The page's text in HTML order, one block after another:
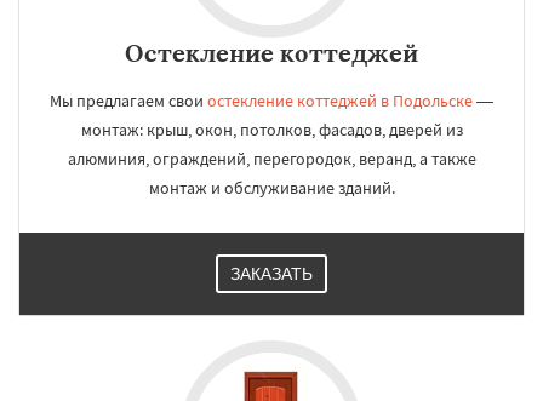
Остекление коттеджей
Мы предлагаем свои остекление коттеджей в Подольске—
монтаж: крыш, окон, потолков, фасадов, дверей из
алюминия, ограждений, перегородок, веранд, а также
монтаж и обслуживание зданий.
ЗАКАЗАТЬ